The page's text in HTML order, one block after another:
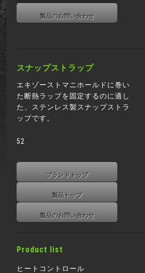
製品のお問い合わせ
スナップストラップ
エキゾーストマニホールドに巻い
た断熱ラップを固定するのに適し
た、ステンレス製スナップストラ
ップです。
52
ブランドトップ
製品トップ
製品のお問い合わせ
Product list
ヒートコントロール